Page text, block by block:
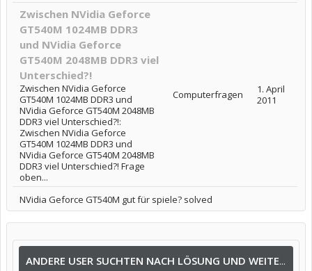
Zwischen NVidia Geforce
GT540M 1024MB DDR3
und NVidia Geforce
GT540M 2048MB DDR3 viel
Unterschied?!
Zwischen NVidia Geforce
GT540M 1024MB DDR3 und
NVidia Geforce GT540M 2048MB
DDR3 viel Unterschied?!:
Zwischen NVidia Geforce
GT540M 1024MB DDR3 und
NVidia Geforce GT540M 2048MB
DDR3 viel Unterschied?! Frage
oben...
Computerfragen
1. April
2011
NVidia Geforce GT540M gut für spiele? solved
ANDERE USER SUCHTEN NACH LÖSUNG UND WEITEREN INFOS NACH: